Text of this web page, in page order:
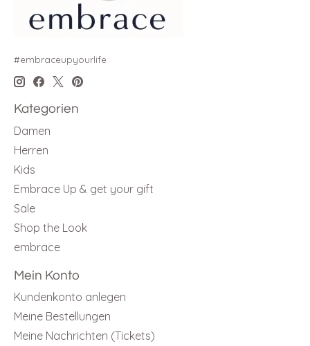
#embraceupyourlife
Kategorien
Damen
Herren
Kids
Embrace Up & get your gift
Sale
Shop the Look
embrace
Mein Konto
Kundenkonto anlegen
Meine Bestellungen
Meine Nachrichten (Tickets)